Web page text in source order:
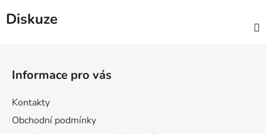
Diskuze
Informace pro vás
Kontakty
Obchodní podmínky